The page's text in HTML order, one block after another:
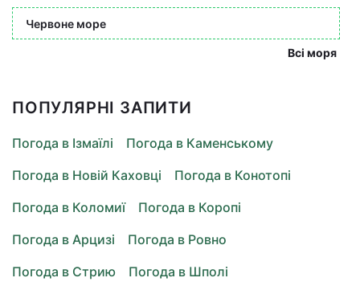
Червоне море
Всі моря
ПОПУЛЯРНІ ЗАПИТИ
Погода в Ізмаїлі
Погода в Каменському
Погода в Новій Каховці
Погода в Конотопі
Погода в Коломиї
Погода в Коропі
Погода в Арцизі
Погода в Ровно
Погода в Стрию
Погода в Шполі